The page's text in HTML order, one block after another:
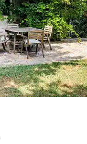
Propiedad